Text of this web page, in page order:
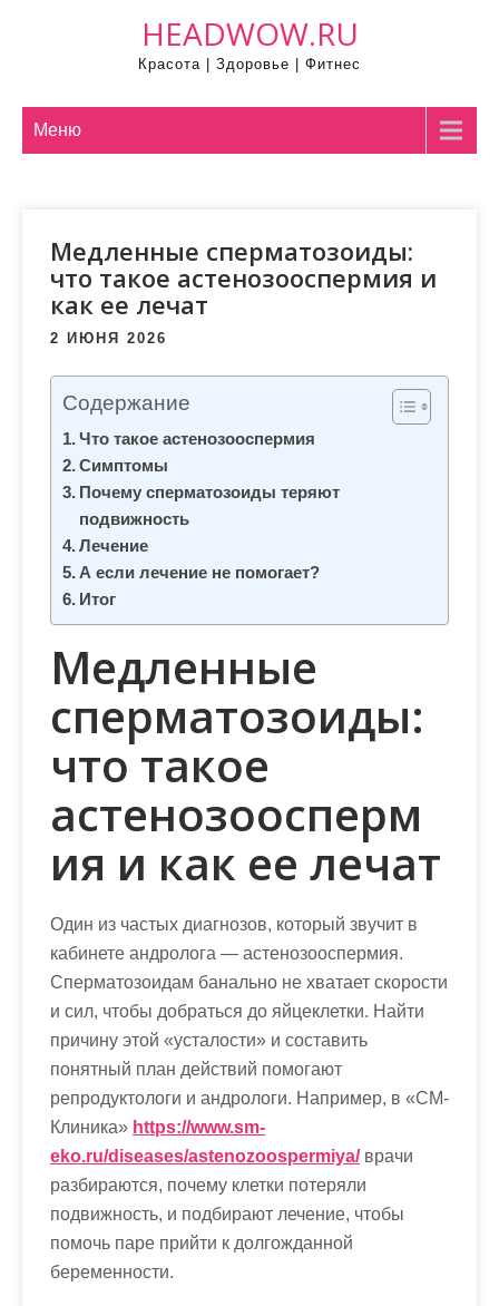
HEADWOW.RU
Красота | Здоровье | Фитнес
Меню
Медленные сперматозоиды:
что такое астенозооспермия и
как ее лечат
2 ИЮНЯ 2026
Содержание
Что такое астенозооспермия
Симптомы
Почему сперматозоиды теряют
подвижность
Лечение
А если лечение не помогает?
Итог
Медленные
сперматозоиды:
что такое
астенозоосперм
ия и как ее лечат
Один из частых диагнозов, который звучит в
кабинете андролога — астенозооспермия.
Сперматозоидам банально не хватает скорости
и сил, чтобы добраться до яйцеклетки. Найти
причину этой «усталости» и составить
понятный план действий помогают
репродуктологи и андрологи. Например, в «СМ-
Клиника» https://www.sm-
eko.ru/diseases/astenozoospermiya/врачи
разбираются, почему клетки потеряли
подвижность, и подбирают лечение, чтобы
помочь паре прийти к долгожданной
беременности.